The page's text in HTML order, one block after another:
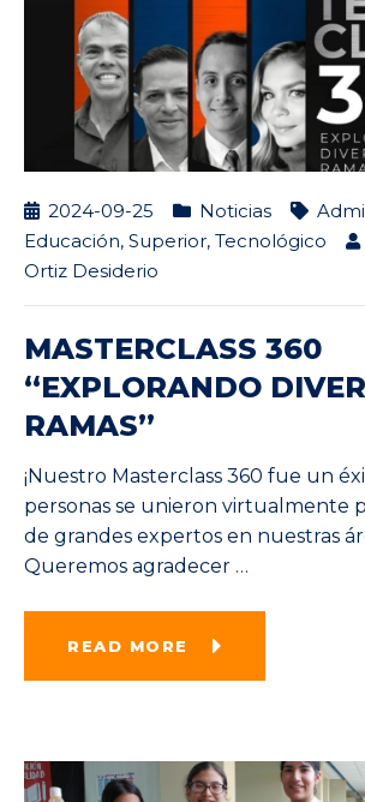
2024-09-25 Noticias
Educación, Superior, Tecnológico
Ortiz Desiderio
MASTERCLASS 360
“EXPLORANDO
RAMAS”
¡Nuestro Masterclass 360 fue un
personas se unieron virtualmente
de grandes expertos en nuestras
Queremos agradecer …
READ MORE